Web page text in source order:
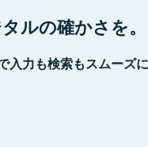
ルの確かさを。
入力も検索もスムーズ